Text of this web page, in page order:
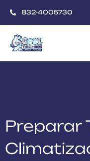
832-4005730
Preparar